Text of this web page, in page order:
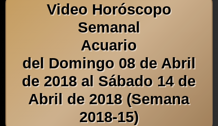
Video Horóscopo
Semanal
Acuario
del Domingo 08 de Abril
de 2018 al Sábado 14 de
Abril de 2018 (Semana
2018-15)